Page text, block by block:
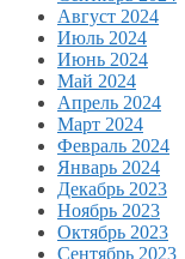
Август 2024
Июль 2024
Июнь 2024
Май 2024
Апрель 2024
Март 2024
Февраль 2024
Январь 2024
Декабрь 2023
Ноябрь 2023
Октябрь 2023
Сентябрь 2023